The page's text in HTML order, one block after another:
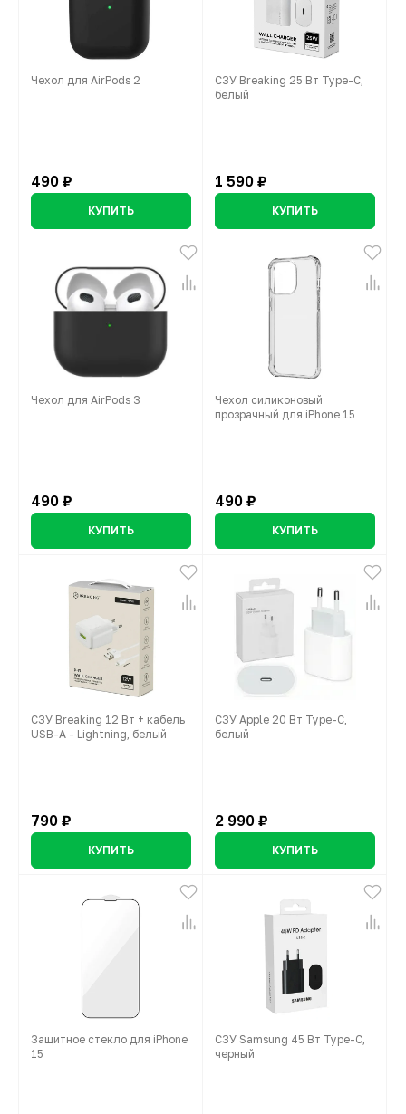
Чехол для AirPods 2
490 ₽
КУПИТЬ
СЗУ Breaking 25 Вт Type-C,
белый
1 590 ₽
КУПИТЬ
Чехол для AirPods 3
490 ₽
КУПИТЬ
Чехол силиконовый
прозрачный для iPhone 15
490 ₽
КУПИТЬ
СЗУ Breaking 12 Вт + кабель
USB-A - Lightning, белый
790 ₽
КУПИТЬ
СЗУ Apple 20 Вт Type-C,
белый
2 990 ₽
КУПИТЬ
Защитное стекло для iPhone
15
СЗУ Samsung 45 Вт Type-C,
черный